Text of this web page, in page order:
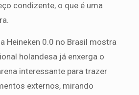
condizente, o que é uma
Heineken 0.0 no Brasil mostra
holandesa já enxerga o
interessante para trazer
externos, mirando